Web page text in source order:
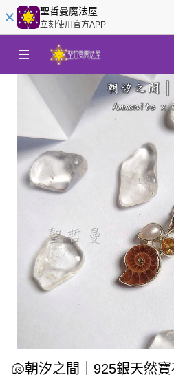
聖哲曼魔法屋
立刻使用官方APP
🐚朝汐之間｜925銀天然